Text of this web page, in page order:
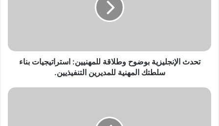
المهنية
للمديرين
تحدث الإنجليزية بوضوح وطلاقة للمهنيين: استراتيجيات بناء
سلطتك المهنية للمديرين التنفيذيين.
تحسين